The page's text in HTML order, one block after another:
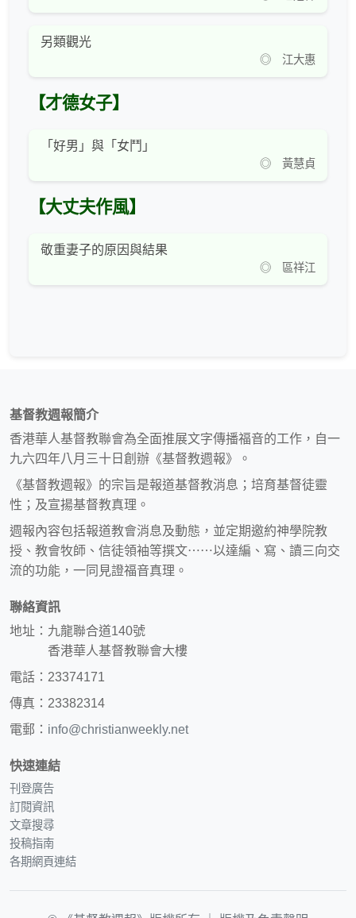
另類觀光
◎ 江大惠
【才德女子】
「好男」與「女鬥」
◎ 黃慧貞
【大丈夫作風】
敬重妻子的原因與結果
◎ 區祥江
基督教週報簡介
香港華人基督教聯會為全面推展文字傳播福音的工作，自一
九六四年八月三十日創辦《基督教週報》。
《基督教週報》的宗旨是報道基督教消息；培育基督徒靈
性；及宣揚基督教真理。
週報內容包括報道教會消息及動態，並定期邀約神學院教
授、教會牧師、信徒領袖等撰文⋯⋯以達編、寫、讀三向交
流的功能，一同見證福音真理。
聯絡資訊
地址：九龍聯合道140號
香港華人基督教聯會大樓
電話：23374171
傳真：23382314
電郵： info@christianweekly.net
快速連結
刊登廣告
訂閱資訊
文章搜尋
投稿指南
各期網頁連結